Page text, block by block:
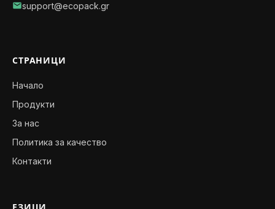
support@ecopack.gr
СТРАНИЦИ
Начало
Продукти
За нас
Политика за качество
Контакти